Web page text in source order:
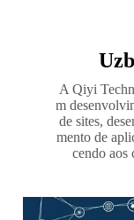
A Qiyi
m
de sites,
mento de
cendo aos